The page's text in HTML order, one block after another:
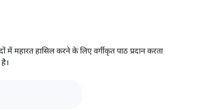
महारत हासिल करने के लिए वर्गीकृत पाठ प्रदान करता